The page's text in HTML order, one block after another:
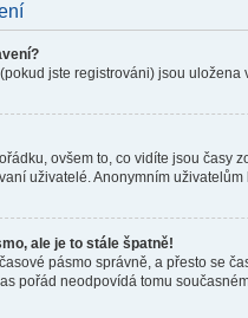
jste registrováni) jsou
ovšem to, co vidíte jsou časy
uživatelé. Anonymním
ale je to stále špatně!
pásmo správně, a přesto se
pořád neodpovídá tomu